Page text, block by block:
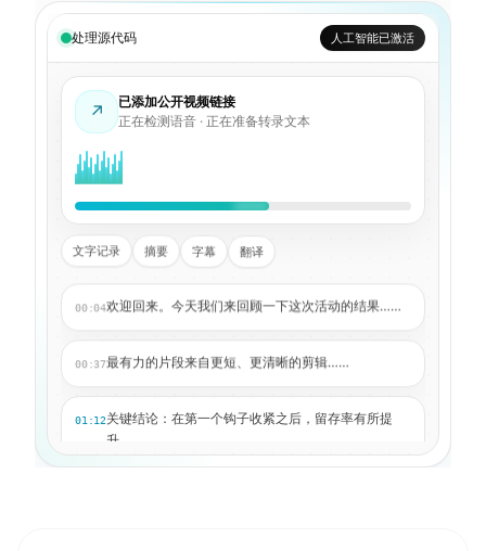
处理源代码 人工智能已激活
↗
已添加公开视频链接
正在检测语音 · 正在准备转录文本
文字记录 摘要 字幕 翻译
00:04欢迎回来。今天我们来回顾一下这次活动的结果……
00:37最有力的片段来自更短、更清晰的剪辑……
01:12关键结论：在第一个钩子收紧之后，留存率有所提
升……